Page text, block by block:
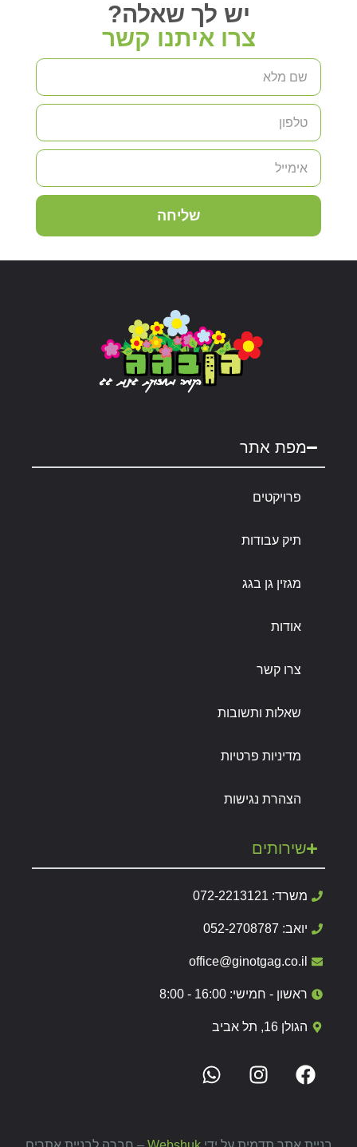
יש לך שאלה?
צרו איתנו קשר
שליחה
מפת אתר
פרויקטים
תיק עבודות
מגזין גן בגג
אודות
צרו קשר
שאלות ותשובות
מדיניות פרטיות
הצהרת נגישות
שירותים
משרד: 072-2213121
יואב: 052-2708787
office@ginotgag.co.il
ראשון - חמישי: 16:00 - 8:00
הגולן 16, תל אביב